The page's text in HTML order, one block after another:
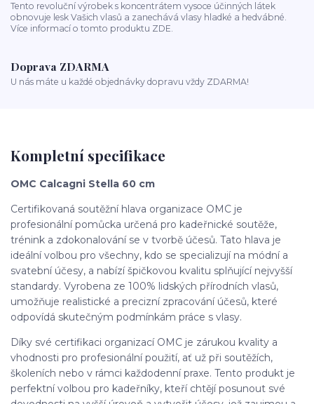
Tento revoluční výrobek s koncentrátem vysoce účinných látek
obnovuje lesk Vašich vlasů a zanechává vlasy hladké a hedvábné.
Více informací o tomto produktu ZDE.
Doprava ZDARMA
U nás máte u každé objednávky dopravu vždy ZDARMA!
Kompletní specifikace
OMC Calcagni Stella 60 cm
Certifikovaná soutěžní hlava organizace OMC je
profesionální pomůcka určená pro kadeřnické soutěže,
trénink a zdokonalování se v tvorbě účesů. Tato hlava je
ideální volbou pro všechny, kdo se specializují na módní a
svatební účesy, a nabízí špičkovou kvalitu splňující nejvyšší
standardy. Vyrobena ze 100% lidských přírodních vlasů,
umožňuje realistické a precizní zpracování účesů, které
odpovídá skutečným podmínkám práce s vlasy.
Díky své certifikaci organizací OMC je zárukou kvality a
vhodnosti pro profesionální použití, ať už při soutěžích,
školeních nebo v rámci každodenní praxe. Tento produkt je
perfektní volbou pro kadeřníky, kteří chtějí posunout své